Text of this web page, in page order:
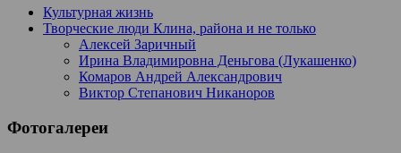
Культурная жизнь
Творческие люди Клина, района и не только
Алексей Заричный
Ирина Владимировна Деньгова (Лукашенко)
Комаров Андрей Александрович
Виктор Степанович Никаноров
Фотогалереи